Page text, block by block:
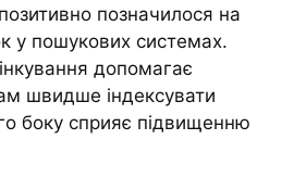
позначилося на
у пошукових системах.
допомагає
швидше індексувати
боку сприяє підвищенню